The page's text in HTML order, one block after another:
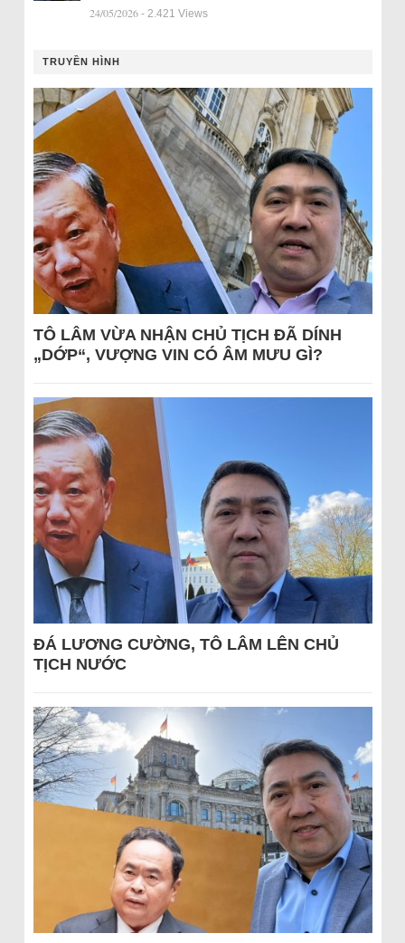
24/05/2026 - 2.421 Views
TRUYỀN HÌNH
TÔ LÂM VỪA NHẬN CHỦ TỊCH ĐÃ DÍNH
„DỚP“, VƯỢNG VIN CÓ ÂM MƯU GÌ?
ĐÁ LƯƠNG CƯỜNG, TÔ LÂM LÊN CHỦ
TỊCH NƯỚC